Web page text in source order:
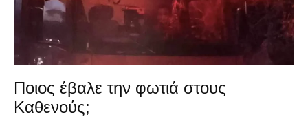
Ποιος έβαλε την φωτιά στους
Καθενούς;